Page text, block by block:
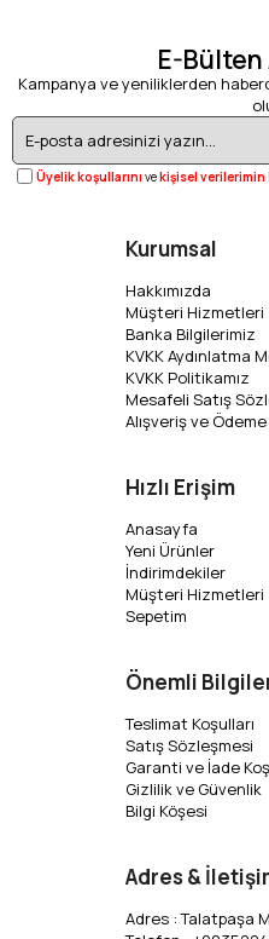
E-
Kampanya ve yeniliklerden
Üyelik koşullarını vekişisel verilerimin
Kurumsal
Hakkımızda
Müşteri Hizmetleri
Banka Bilgilerimiz
KVKK Aydınlatma
KVKK Politikamız
Mesafeli Satış
Alışveriş ve
Hızlı Erişim
Anasayfa
Yeni Ürünler
İndirimdekiler
Müşteri Hizmetleri
Sepetim
Önemli
Teslimat Koşulları
Satış Sözleşmesi
Garanti ve İade
Gizlilik ve Güvenlik
Bilgi Köşesi
Adres &
Adres : Talatpaşa